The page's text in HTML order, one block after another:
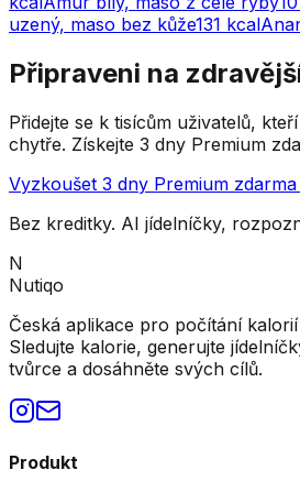
uzený, maso bez kůže131 kcal
Připraveni na
Přidejte se k tisícům uživatelů,
chytře. Získejte 3 dny Premium
Vyzkoušet 3 dny Premium
Bez kreditky. AI jídelníčky,
N
Nutiqo
Česká aplikace pro počítání
Sledujte kalorie, generujte
tvůrce a dosáhněte svých cílů.
Produkt